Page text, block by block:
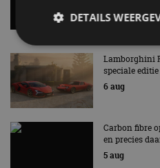
Lamborghini
speciale editie
6 aug
Carbon fibre
en precies
5 aug
DETAILS
Strikt noodzakelijk
Functioneel
kernfunctionaliteiten van
gebruikersaanmelding en
website kan niet goed
strikt noodzakelijke cookies.